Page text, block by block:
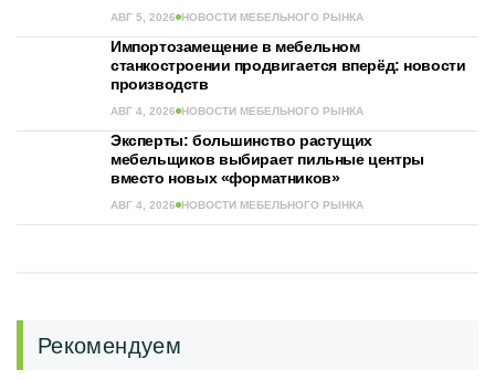
АВГ 5, 2026 НОВОСТИ МЕБЕЛЬНОГО РЫНКА
Импортозамещение в мебельном
станкостроении продвигается вперёд: новости
производств
АВГ 4, 2026 НОВОСТИ МЕБЕЛЬНОГО РЫНКА
Эксперты: большинство растущих
мебельщиков выбирает пильные центры
вместо новых «форматников»
АВГ 4, 2026 НОВОСТИ МЕБЕЛЬНОГО РЫНКА
Рекомендуем